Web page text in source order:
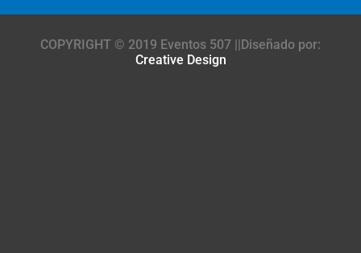
COPYRIGHT © 2019 Eventos 507 ||Diseñado por:
Creative Design